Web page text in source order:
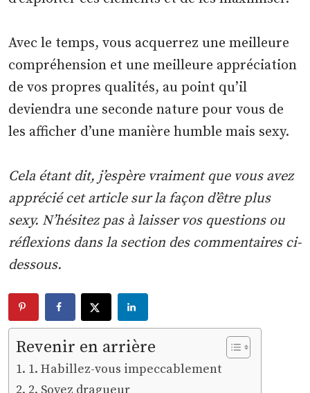
Avec le temps, vous acquerrez une meilleure
compréhension et une meilleure appréciation
de vos propres qualités, au point qu’il
deviendra une seconde nature pour vous de
les afficher d’une manière humble mais sexy.
Cela étant dit, j’espère vraiment que vous avez
apprécié cet article sur la façon d’être plus
sexy. N’hésitez pas à laisser vos questions ou
réflexions dans la section des commentaires ci-
dessous.
Revenir en arrière
1. Habillez-vous impeccablement